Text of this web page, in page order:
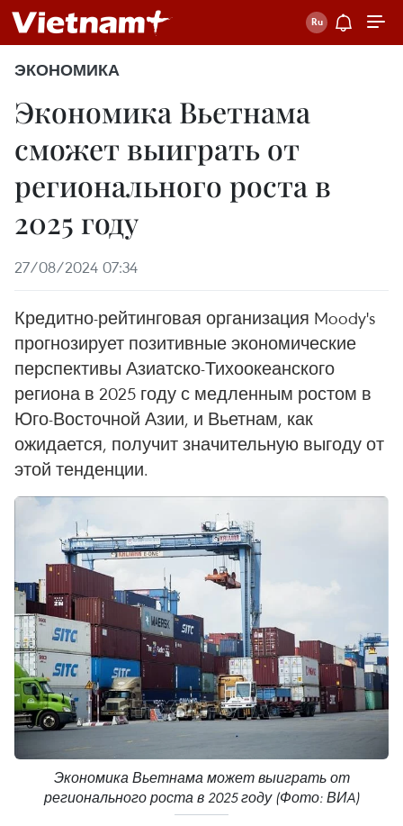
ЭКОНОМИКА
Экономика Вьетнама
сможет выиграть от
регионального роста в
2025 году
27/08/2024 07:34
Кредитно-рейтинговая организация Moody's
прогнозирует позитивные экономические
перспективы Азиатско-Тихоокеанского
региона в 2025 году с медленным ростом в
Юго-Восточной Азии, и Вьетнам, как
ожидается, получит значительную выгоду от
этой тенденции.
Экономика Вьетнама может выиграть от
регионального роста в 2025 году (Фото: ВИA)